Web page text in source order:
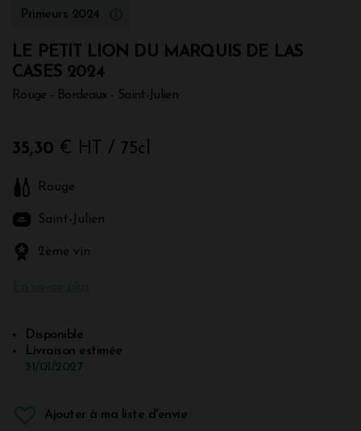
Primeurs 2024
LE PETIT LION DU MARQUIS DE LAS
CASES 2024
Rouge - Bordeaux - Saint-Julien
35,30 € HT / 75cl
Rouge
Saint-Julien
2ème vin
Disponible
Livraison estimée
31/01/2027
Ajouter à ma liste d'envie